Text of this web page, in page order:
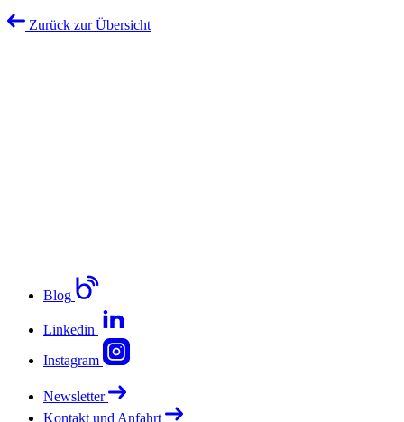
Zurück zur Übersicht
Blog
Linkedin
Instagram
Newsletter
Kontakt und Anfahrt